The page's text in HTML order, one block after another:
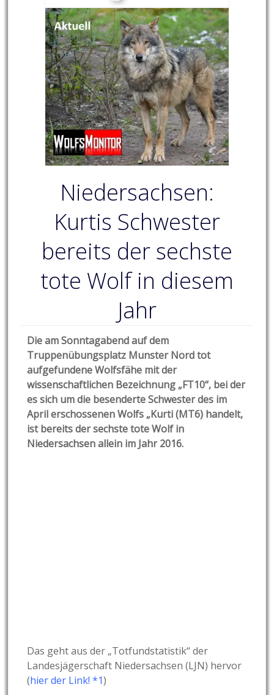
Niedersachsen:
Kurtis Schwester
bereits der sechste
tote Wolf in diesem
Jahr
Die am Sonntagabend auf dem
Truppenübungsplatz Munster Nord tot
aufgefundene Wolfsfähe mit der
wissenschaftlichen Bezeichnung „FT10“, bei der
es sich um die besenderte Schwester des im
April erschossenen Wolfs „Kurti (MT6) handelt,
ist bereits der sechste tote Wolf in
Niedersachsen allein im Jahr 2016.
Das geht aus der „Totfundstatistik“ der
Landesjägerschaft Niedersachsen (LJN) hervor
(hier der Link! *1)